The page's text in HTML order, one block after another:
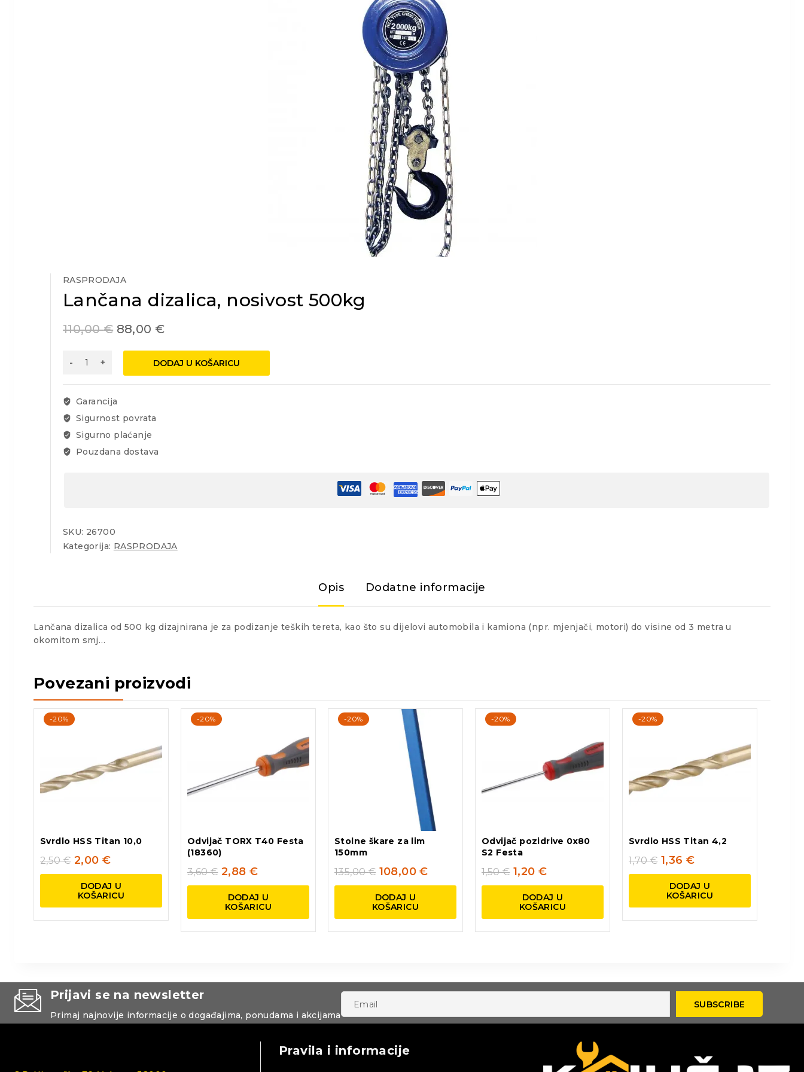
RASPRODAJA
Lančana dizalica, nosivost 500kg
110,00€ 88,00 €
Lančana
nosivost
500kg
količina
DODAJ U KOŠARICU
Garancija
Sigurnost povrata
Sigurno plaćanje
Pouzdana dostava
SKU: 26700
Kategorija: RASPRODAJA
Opis Dodatne informacije
Lančana dizalica od 500 kg dizajnirana je za podizanje teških tereta, kao što su dijelovi automobila i kamiona (npr. mjenjači, motori) do visine od 3 metra u
okomitom smj…
Povezani proizvodi
-20%
Svrdlo HSS Titan 10,0
2,50€ 2,00 €
DODAJ U
KOŠARICU
-20%
Odvijač TORX T40 Festa
(18360)
3,60€ 2,88 €
DODAJ U
KOŠARICU
-20%
Stolne škare za lim
150mm
135,00€ 108,00€
DODAJ U
KOŠARICU
-20%
Odvijač pozidrive 0x80
S2 Festa
1,50€ 1,20 €
DODAJ U
KOŠARICU
-20%
Svrdlo HSS Titan 4,2
1,70€ 1,36 €
DODAJ U
KOŠARICU
Prijavi se na newsletter
Primaj najnovije informacije o događajima, ponudama i akcijama
Pravila i informacije